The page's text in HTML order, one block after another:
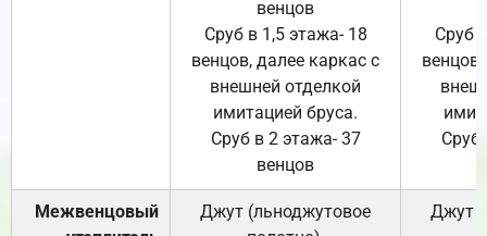
венцов
Сруб в 1,5 этажа- 18
венцов, далее каркас с
внешней отделкой
имитацией бруса.
Сруб в 2 этажа- 37
венцов
Сруб
Сруб
Межвенцовый
Джут (льноджутовое
Джут